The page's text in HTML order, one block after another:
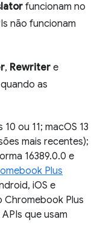
funcionam no
não funcionam
, Rewriter e
as
10 ou 11; macOS 13
mais recentes);
16389.0.0 e
Plus
iOS e
Chromebook Plus
que usam